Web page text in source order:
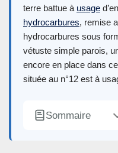
terre battue à usage
hydrocarbures, remise
hydrocarbures sous
vétuste simple parois,
encore en place dans
située au n°12 est à
Sommaire